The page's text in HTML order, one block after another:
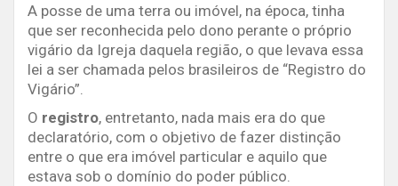
A posse de uma terra ou imóvel, na época, tinha
que ser reconhecida pelo dono perante o próprio
vigário da Igreja daquela região, o que levava essa
lei a ser chamada pelos brasileiros de “Registro do
Vigário”.
O registro, entretanto, nada mais era do que
declaratório, com o objetivo de fazer distinção
entre o que era imóvel particular e aquilo que
estava sob o domínio do poder público.